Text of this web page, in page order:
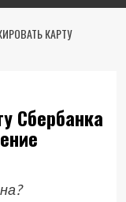
КАРТУ
Сбербанка